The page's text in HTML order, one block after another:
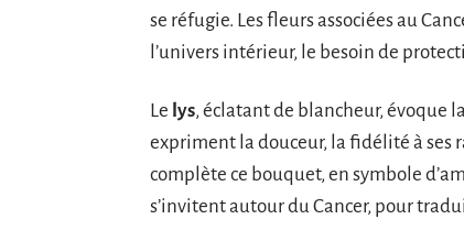
se réfugie. Les fleurs associées au
l’univers intérieur, le besoin de
Le lys, éclatant de blancheur, évoque
expriment la douceur, la fidélité à ses
complète ce bouquet, en symbole
s’invitent autour du Cancer, pour